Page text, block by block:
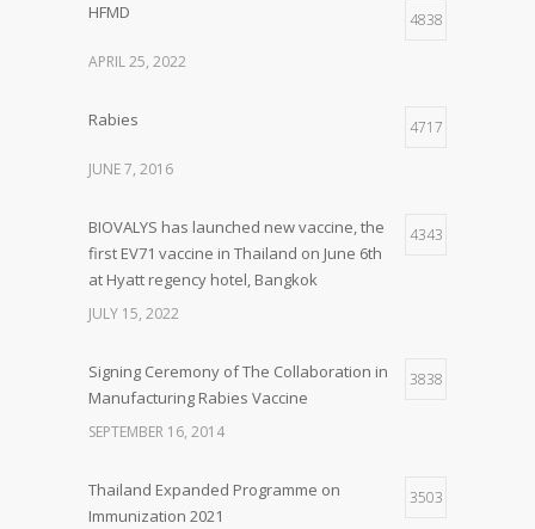
HFMD 4838
APRIL 25, 2022
Rabies 4717
JUNE 7, 2016
BIOVALYS has launched new vaccine, the
first EV71 vaccine in Thailand on June 6th
at Hyatt regency hotel, Bangkok
4343
JULY 15, 2022
Signing Ceremony of The Collaboration in
Manufacturing Rabies Vaccine
3838
SEPTEMBER 16, 2014
Thailand Expanded Programme on
Immunization 2021
3503